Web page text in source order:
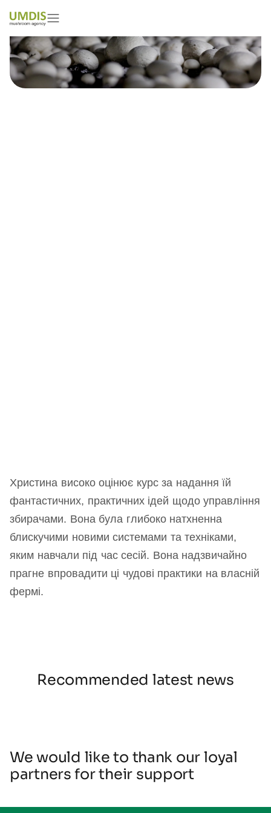
Христина високо оцінює курс за надання їй
фантастичних, практичних ідей щодо управління
збирачами. Вона була глибоко натхненна
блискучими новими системами та техніками,
яким навчали під час сесій. Вона надзвичайно
прагне впровадити ці чудові практики на власній
фермі.
Recommended latest news
We would like to thank our loyal
partners for their support